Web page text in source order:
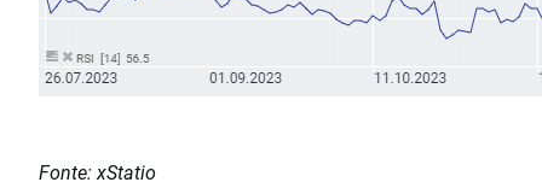
Fonte: xStatio